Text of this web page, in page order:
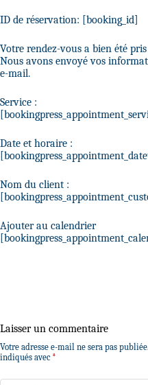
ID de réservation: [booking_id]
Votre rendez-vous a bien été
Nous avons envoyé vos
e-mail.
Service :
Date et horaire :
Nom du client :
Ajouter au calendrier
Laisser un commentaire
Votre adresse e-mail ne sera pas publiée.
indiqués avec *